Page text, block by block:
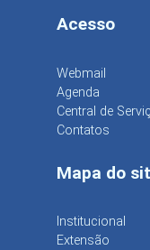
Acesso
Webmail
Agenda
Central de
Contatos
Mapa do
Institucional
Extensão